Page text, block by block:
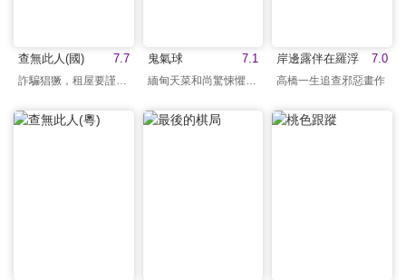
7.7
查無此人(國)
詐騙猖獗，租屋要謹慎！
7.1
鬼氣球
緬甸天菜和尚驚悚懼作！
7.0
岸邊露伴在羅浮
高橋一生追查邪惡畫作